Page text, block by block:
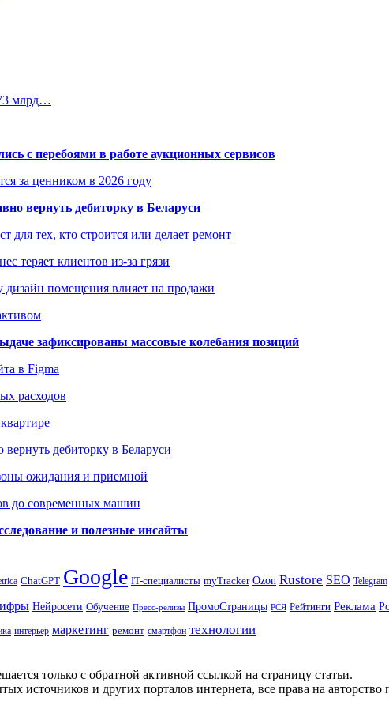
млрд…
с перебоями в работе аукционных сервисов
за ценником в 2026 году
вернуть дебиторку в Беларуси
для тех, кто строится или делает ремонт
теряет клиентов из-за грязи
помещения влияет на продажи
зафиксированы массовые колебания позиций
в Figma
расходов
дебиторку в Беларуси
ожидания и приемной
до современных машин
и полезные инсайты
ChatGPT Google IT-специалисты myTracker Ozon Rustore SEO Telegram
Нейросети Обучение Пресс-релизы ПромоСтраницы РСЯ Рейтинги Реклама
интерьер маркетинг ремонт смартфон технологии
только с обратной активной ссылкой на страницу статьи.
источников и других порталов интернета, все права на